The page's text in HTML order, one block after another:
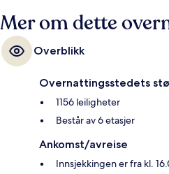
Mer om dette
Overblikk
Overnattingsstedets
1156 leiligheter
Består av 6 etasjer
Ankomst/avreise
Innsjekkingen er fra kl.